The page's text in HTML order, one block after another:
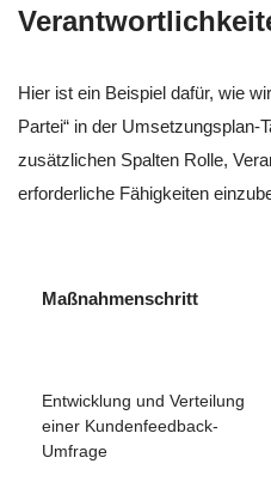
Hier ist ein Beispiel dafür, wie
Partei“ in der Umsetzungsplan-
zusätzlichen Spalten Rolle,
erforderliche Fähigkeiten
Maßnahmenschritt
Entwicklung und Verteilung
einer Kundenfeedback-
Umfrage